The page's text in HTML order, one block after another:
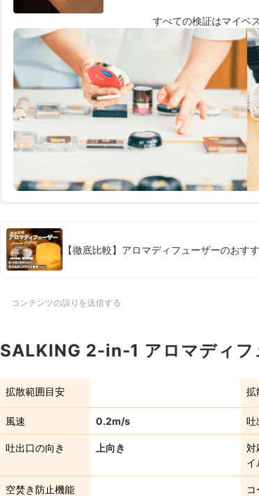
すべての検証はマイベ
【徹底比較】アロマディフューザーのおす
コンテンツの誤りを送信する
SALKING 2-in-1 アロマディフ
拡散範囲目安 拡
風速 0.2m/s 吐
吐出口の向き 上向き
対
イ
空焚き防止機能